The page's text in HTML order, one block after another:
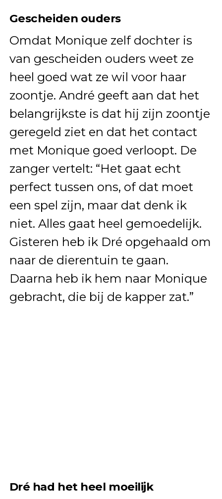
Gescheiden ouders
Omdat Monique zelf dochter is
van gescheiden ouders weet ze
heel goed wat ze wil voor haar
zoontje. André geeft aan dat het
belangrijkste is dat hij zijn zoontje
geregeld ziet en dat het contact
met Monique goed verloopt. De
zanger vertelt: “Het gaat echt
perfect tussen ons, of dat moet
een spel zijn, maar dat denk ik
niet. Alles gaat heel gemoedelijk.
Gisteren heb ik Dré opgehaald om
naar de dierentuin te gaan.
Daarna heb ik hem naar Monique
gebracht, die bij de kapper zat.”
Dré had het heel moeilijk